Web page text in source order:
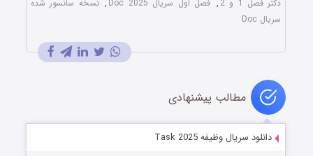
دکتر فصل 1 و 2
, فصل اول سریال Doc 2025 , نسخه سانسور شده
سریال Doc
مطالب پیشنهادی
دانلود سریال وظیفه Task 2025